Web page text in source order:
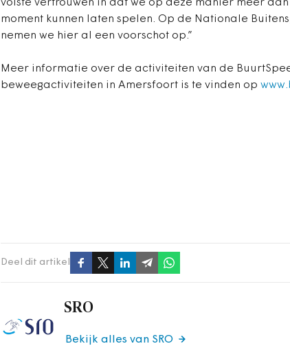
volste vertrouwen in dat we op deze manier meer
moment kunnen laten spelen. Op de Nationale
nemen we hier al een voorschot op.”
Meer informatie over de activiteiten van de
beweegactiviteiten in Amersfoort is te vinden op
Deel dit artikel
SRO
Bekijk alles van SRO